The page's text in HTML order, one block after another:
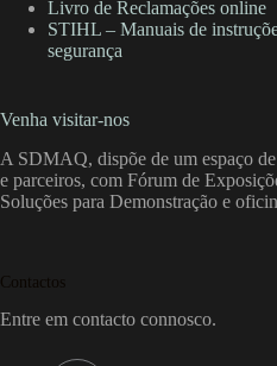
Livro de Reclamações online
STIHL – Manuais de
segurança
Venha visitar-nos
A SDMAQ, dispõe de um espaço
e parceiros, com Fórum de
Soluções para Demonstração e
Contactos
Entre em contacto connosco.